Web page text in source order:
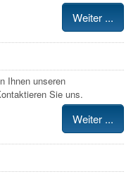
Weiter ...
Ihnen unseren
Sie uns.
Weiter ...